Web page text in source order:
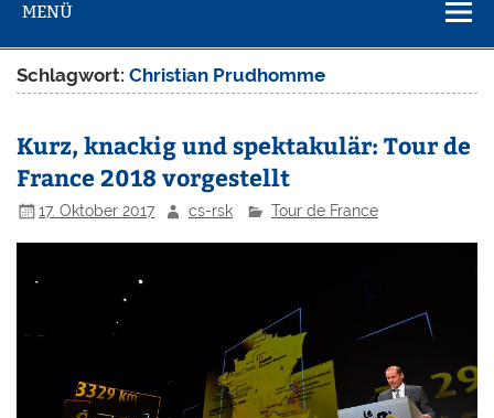
MENÜ
Schlagwort:Christian Prudhomme
Kurz, knackig und spektakulär: Tour de
France 2018 vorgestellt
17. Oktober 2017 cs-rsk Tour de France